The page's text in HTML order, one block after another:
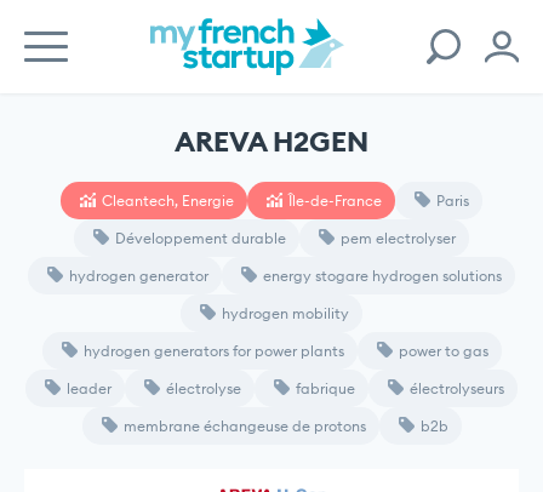
AREVA H2GEN
Cleantech, Energie Île-de-France Paris
Développement durable pem electrolyser
hydrogen generator energy stogare hydrogen solutions
hydrogen mobility
hydrogen generators for power plants power to gas
leader électrolyse fabrique électrolyseurs
membrane échangeuse de protons b2b